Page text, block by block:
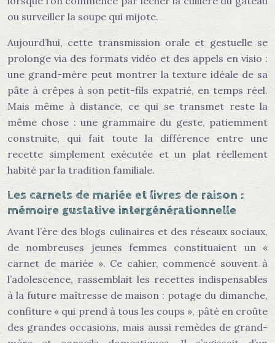
ou surveiller la soupe qui mijote.
Aujourd’hui, cette transmission orale et gestuelle se
prolonge via des formats vidéo et des appels en visio :
une grand-mère peut montrer la texture idéale de sa
pâte à crêpes à son petit-fils expatrié, en temps réel.
Mais même à distance, ce qui se transmet reste la
même chose : une grammaire du geste, patiemment
construite, qui fait toute la différence entre une
recette simplement exécutée et un plat réellement
habité par la tradition familiale.
Les carnets de mariée et livres de raison :
mémoire gustative intergénérationnelle
Avant l’ère des blogs culinaires et des réseaux sociaux,
de nombreuses jeunes femmes constituaient un «
carnet de mariée ». Ce cahier, commencé souvent à
l’adolescence, rassemblait les recettes indispensables
à la future maîtresse de maison : potage du dimanche,
confiture « qui prend à tous les coups », pâté en croûte
des grandes occasions, mais aussi remèdes de grand-